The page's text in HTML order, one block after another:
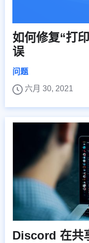
如何修复“打
误
问题
六月 30, 2021
Discord 在共